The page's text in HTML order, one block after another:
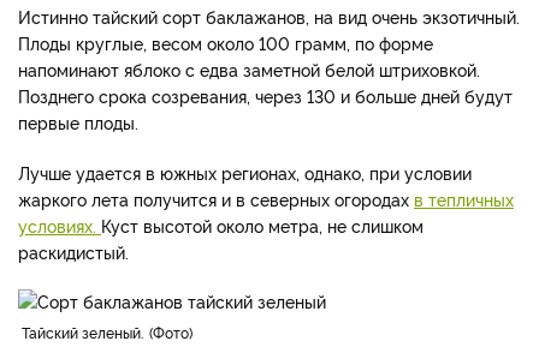
Истинно тайский сорт баклажанов, на вид очень экзотичный.
Плоды круглые, весом около 100 грамм, по форме
напоминают яблоко с едва заметной белой штриховкой.
Позднего срока созревания, через 130 и больше дней будут
первые плоды.
Лучше удается в южных регионах, однако, при условии
жаркого лета получится и в северных огородах в тепличных
условиях. Куст высотой около метра, не слишком
раскидистый.
Тайский зеленый. Фото